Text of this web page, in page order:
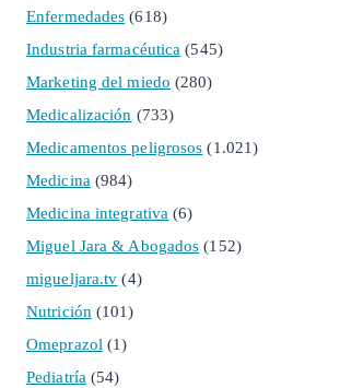
Enfermedades (618)
Industria farmacéutica (545)
Marketing del miedo (280)
Medicalización (733)
Medicamentos peligrosos (1.021)
Medicina(984)
Medicina integrativa (6)
Miguel Jara & Abogados (152)
migueljara.tv (4)
Nutrición(101)
Omeprazol(1)
Pediatría(54)